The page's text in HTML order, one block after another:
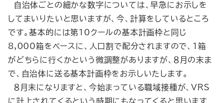
自治体ごとの細かな数字については、早急にお示しを
してまいりたいと思いますが、今、計算をしているところ
です。基本的には第10クールの基本計画枠と同じ
8,000箱をベースに、人口割で配分されますので、１箱
がどちらに行くかという微調整がありますが、８月の末ま
で、自治体に送る基本計画枠をお示しいたします。
８月末になりますと、今始まっている職域接種が、VRS
に計上されてくるという時期にもなってくると思います